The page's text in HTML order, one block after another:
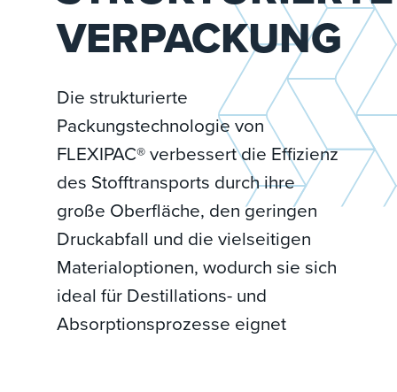
VERPACKUNG
Die strukturierte
Packungstechnologie von
FLEXIPAC® verbessert die Effizienz
des Stofftransports durch ihre
große Oberfläche, den geringen
Druckabfall und die vielseitigen
Materialoptionen, wodurch sie sich
ideal für Destillations- und
Absorptionsprozesse eignet